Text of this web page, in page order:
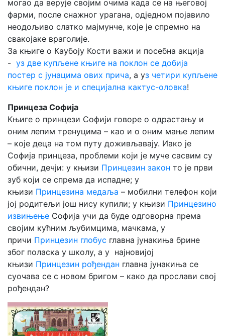
могао да верује својим очима када се на његовој
фарми, после снажног урагана, одједном појавило
неодољиво слатко мајмунче, које је спремно на
свакојаке враголије.
За књиге о Каубоју Кости важи и посебна акција
- уз две купљене књиге на поклон се добија
постер с јунацима ових прича, а уз четири купљене
књиге поклон је и специјална кактус-оловка!
Принцеза Софија
Књиге о принцези Софији говоре о одрастању и
оним лепим тренуцима – као и о оним мање лепим
– које деца на том путу доживљавају. Иако је
Софија принцеза, проблеми који је муче сасвим су
обични, дечји: у књизи Принцезин закон то је први
зуб који се спрема да испадне; у
књизи Принцезина медаља – мобилни телефон који
јој родитељи још нису купили; у књизи Принцезино
извињење Софија учи да буде одговорна према
својим кућним љубимцима, мачкама, у
причи Принцезин глобус главна јунакиња брине
због поласка у школу, а у најновијој
књизи Принцезин рођендан главна јунакиња се
суочава се с новом бригом – како да прослави свој
рођендан?